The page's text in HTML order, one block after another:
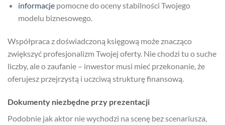
informacjepomocne do oceny stabilności Twojego
modelu biznesowego.
Współpraca z doświadczoną księgową może znacząco
zwiększyć profesjonalizm Twojej oferty. Nie chodzi tu o suche
liczby, ale o zaufanie – inwestor musi mieć przekonanie, że
oferujesz przejrzystą i uczciwą strukturę finansową.
Dokumenty niezbędne przy prezentacji
Podobnie jak aktor nie wychodzi na scenę bez scenariusza,